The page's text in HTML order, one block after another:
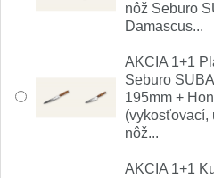
Doplnky a diely 4
nôž Seburo
Damascus...
AKCIA 1+1
Seburo
195mm +
(vykosťovací,
nôž...
AKCIA 1+1